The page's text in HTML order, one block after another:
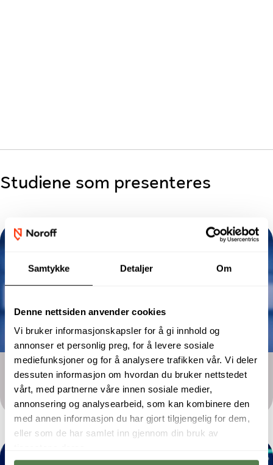
Samtykke Detaljer Om
Denne nettsiden anvender cookies
Vi bruker informasjonskapsler for å gi innhold og
annonser et personlig preg, for å levere sosiale
mediefunksjoner og for å analysere trafikken vår. Vi deler
dessuten informasjon om hvordan du bruker nettstedet
vårt, med partnerne våre innen sosiale medier,
annonsering og analysearbeid, som kan kombinere den
med annen informasjon du har gjort tilgjengelig for dem,
eller som de har samlet inn gjennom din bruk av
Studiene som presenteres
Årsstudium
Anvendt maskinlæring